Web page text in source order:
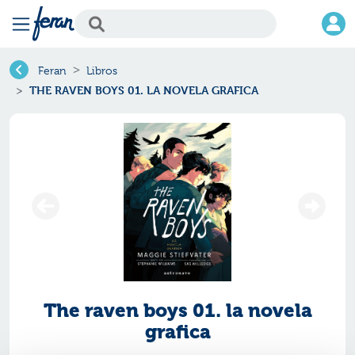
Feran Libros
THE RAVEN BOYS 01. LA NOVELA GRAFICA
The raven boys 01. la novela
grafica